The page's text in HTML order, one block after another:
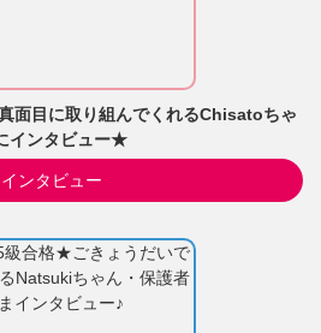
面目に取り組んでくれるChisatoちゃ
インタビュー★
インタビュー